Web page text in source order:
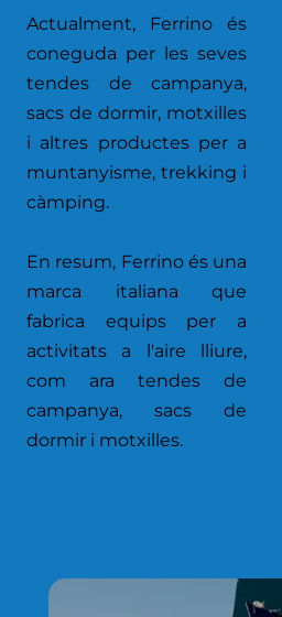
Actualment, Ferrino és
coneguda per les seves
tendes de campanya,
sacs de dormir, motxilles
i altres productes per a
muntanyisme, trekking i
càmping.
En resum, Ferrino és una
marca italiana que
fabrica equips per a
activitats a l'aire lliure,
com ara tendes de
campanya, sacs de
dormir i motxilles.